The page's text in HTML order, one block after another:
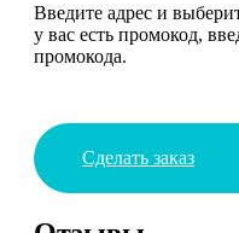
Введите адрес и
у вас есть промокод,
промокода.
Сделать заказ